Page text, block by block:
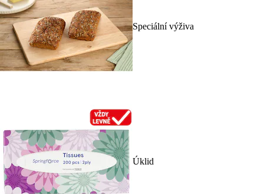
Speciální výživa
Úklid